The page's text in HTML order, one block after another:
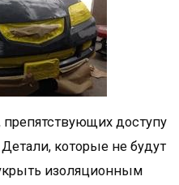
доступу
которые не будут
изоляционным